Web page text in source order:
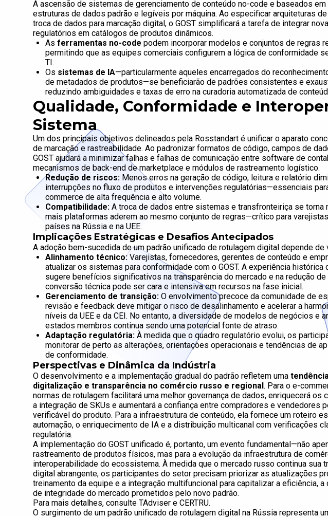
A ascensão de sistemas de gerenciamento de conteúdo no-code e baseados
estruturas de dados padrão e legíveis por máquina. Ao especificar arquiteturas
troca de dados para marcação digital, o GOST simplificará a tarefa de integrar
regulatórios em catálogos de produtos dinâmicos.
As ferramentas no-code podem incorporar modelos e conjuntos de regras
permitindo que as equipes comerciais configurem a lógica de conformidade
TI.
Os sistemas de IA—particularmente aqueles encarregados do
de metadados de produtos—se beneficiarão de padrões consistentes e
reduzindo ambiguidades e taxas de erro na curadoria automatizada de
Qualidade, Conformidade e
Sistema
Um dos principais objetivos delineados pela Rosstandart é unificar o aparato
de marcação e rastreabilidade. Ao padronizar formatos de código, campos de
GOST ajudará a minimizar falhas e falhas de comunicação entre software de
mecanismos de back-end de marketplace e módulos de rastreamento logístico.
Redução de riscos: Menos erros na geração de código, leitura e relatório
interrupções no fluxo de produtos e intervenções regulatórias—essenciais
commerce de alta frequência e alto volume.
Compatibilidade: A troca de dados entre sistemas e transfronteiriça se torna
mais plataformas aderem ao mesmo conjunto de regras—crítico para
países na Rússia e na UEE.
Implicações Estratégicas e Desafios Antecipados
A adoção bem-sucedida de um padrão unificado de rotulagem digital depende de
Alinhamento técnico:Varejistas, fornecedores, gerentes de conteúdo e
atualizar os sistemas para conformidade com o GOST. A experiência
sugere benefícios significativos na transparência do mercado e na redução
conversão técnica pode ser cara e intensiva em recursos na fase inicial.
Gerenciamento de transição: O envolvimento precoce da comunidade de
revisão e feedback deve mitigar o risco de desalinhamento e acelerar a
níveis da UEE e da CEI. No entanto, a diversidade de modelos de negócios e
estados membros continua sendo uma potencial fonte de atraso.
Adaptação regulatória: À medida que o quadro regulatório evolui, os
monitorar de perto as alterações, orientações operacionais e tendências de
de conformidade.
Perspectivas e Dinâmica da Indústria
O desenvolvimento e a implementação gradual do padrão refletem uma
digitalização e transparência no comércio russo e regional . Para o e-
normas de rotulagem facilitará uma melhor governança de dados, enriquecerá os
a integração de SKUs e aumentará a confiança entre compradores e vendedores
verificável do produto. Para a infraestrutura de conteúdo, ela fornece um roteiro
automação, o enriquecimento de IA e a distribuição multicanal com verificações
regulatória.
A implementação do GOST unificado é, portanto, um evento fundamental—não
rastreamento de produtos físicos, mas para a evolução da infraestrutura de
interoperabilidade do ecossistema. À medida que o mercado russo continua sua
digital abrangente, os participantes do setor precisam priorizar as atualizações
treinamento da equipe e a integração multifuncional para capitalizar a eficiência,
de integridade do mercado prometidos pelo novo padrão.
Para mais detalhes, consulte TAdviser e CERTRU.
O surgimento de um padrão unificado de rotulagem digital na Rússia representa